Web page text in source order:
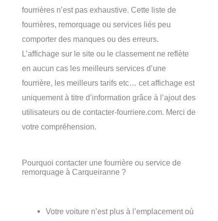
fourrières n’est pas exhaustive. Cette liste de
fourrières, remorquage ou services liés peu
comporter des manques ou des erreurs.
L’affichage sur le site ou le classement ne reflète
en aucun cas les meilleurs services d’une
fourrière, les meilleurs tarifs etc… cet affichage est
uniquement à titre d’information grâce à l’ajout des
utilisateurs ou de contacter-fourriere.com. Merci de
votre compréhension.
Pourquoi contacter une fourrière ou service de
remorquage à Carqueiranne ?
Votre voiture n’est plus à l’emplacement où